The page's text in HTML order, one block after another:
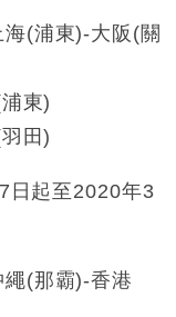
(浦東)-大阪(關
東)
田)
日起至2020年3
(那霸)-香港